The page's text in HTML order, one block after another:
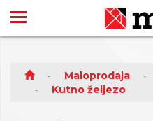
Maloprodaja
Kutno željezo